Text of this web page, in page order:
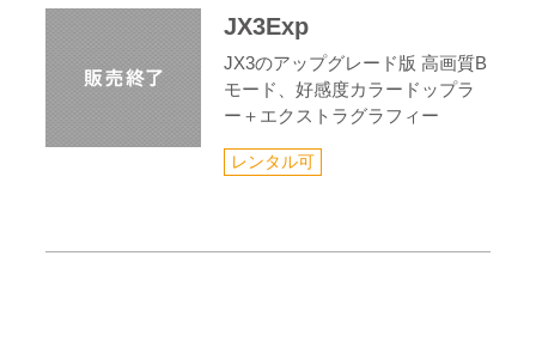
JX3Exp
JX3のアップグレード版 高画質B
モード、好感度カラードップラ
ー＋エクストラグラフィー
レンタル可